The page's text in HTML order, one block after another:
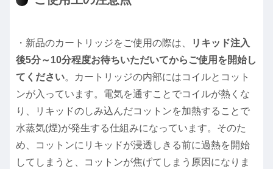
・新品のカートリッジをご使用の際は、
リキッド注入
後5分～10分程度お待ちいただいてからご使用を開始し
てください。カートリッジの内部にはコイルとコット
ンが入っています。電気を通すことでコイルが熱くな
り、リキッドのしみ込んだコットンを加熱することで
水蒸気(煙)が発生する仕組みになっています。そのた
め、コットンにリキッドが浸透しきる前に過熱を開始
してしまうと、コットンが焦げてしまう原因になりま